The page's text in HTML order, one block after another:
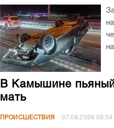
В Камышине
мать
ПРОИСШЕСТВИЯ 07.08.2026 09:54